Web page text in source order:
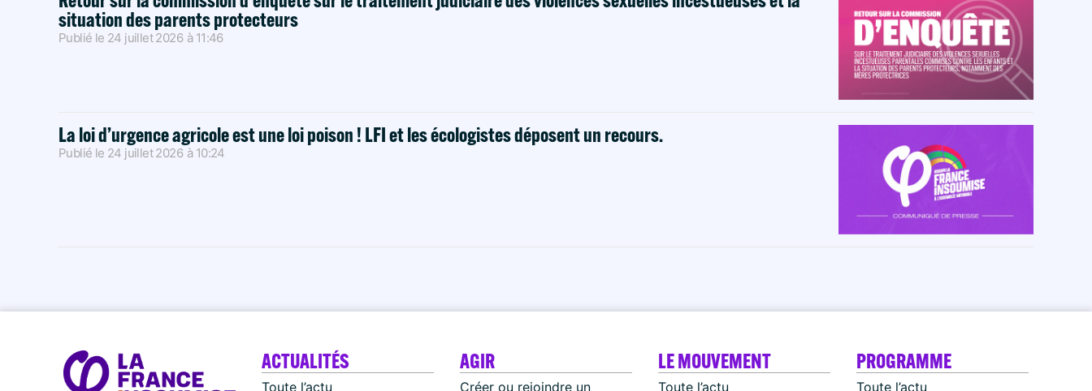
situation des parents protecteurs
Publié le 24 juillet 2026 à 11:46
La loi d’urgence agricole est une loi poison ! LFI et les écologistes déposent un recours.
Publié le 24 juillet 2026 à 10:24
ACTUALITÉS
Toute l’actu
AGIR
Créer ou rejoindre un
LE MOUVEMENT
Toute l’actu
PROGRAMME
Toute l’actu